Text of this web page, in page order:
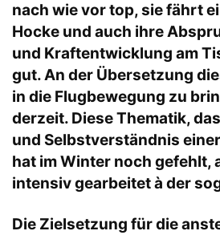
nach wie vor top, sie fährt
Hocke und auch ihre
und Kraftentwicklung am
gut. An der Übersetzung
in die Flugbewegung zu
derzeit. Diese Thematik,
und Selbstverständnis
hat im Winter noch gefehlt,
intensiv gearbeitet à der
Die Zielsetzung für die